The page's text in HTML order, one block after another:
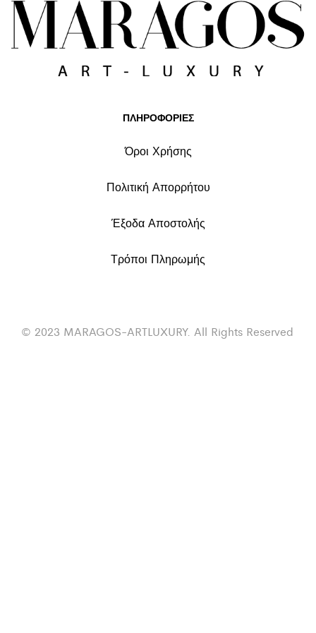
ΠΛΗΡΟΦΟΡΙΕΣ
Όροι Χρήσης
Πολιτική Απορρήτου
Έξοδα Αποστολής
Τρόποι Πληρωμής
© 2023 MARAGOS-ARTLUXURY. All Rights Reserved